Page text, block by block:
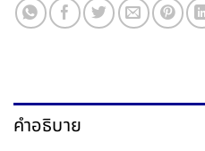
คำอธิบาย